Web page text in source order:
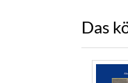
Das